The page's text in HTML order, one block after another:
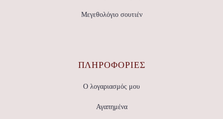
Μεγεθολόγιο σουτιέν
ΠΛΗΡΟΦΟΡΙΕΣ
Ο λογαριασμός μου
Αγαπημένα